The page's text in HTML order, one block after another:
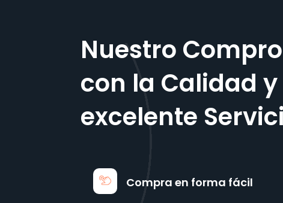
Nuestro
con la Calidad y
excelente
Compra en forma fácil